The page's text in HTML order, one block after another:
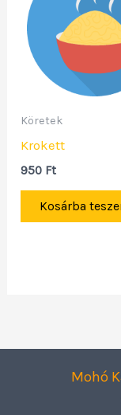
Köretek
Krokett
950 Ft
Kosárba
Mohó